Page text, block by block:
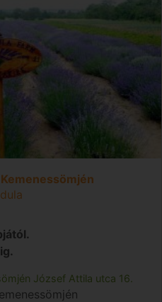
József Attila utca 16.